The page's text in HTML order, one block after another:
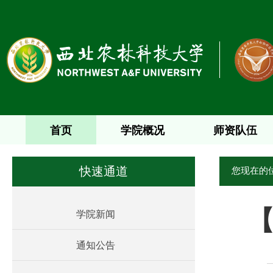
首页 学院概况 师资队伍
快速通道
学院新闻
通知公告
您现在的